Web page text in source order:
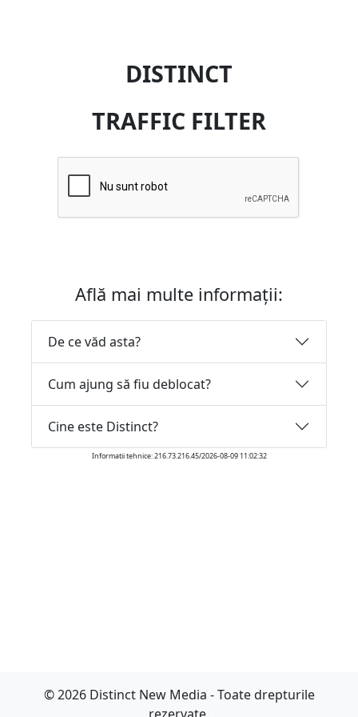
DISTINCT
TRAFFIC FILTER
Află mai multe informații:
De ce văd asta?
Cum ajung să fiu deblocat?
Cine este Distinct?
Informatii tehnice: 216.73.216.45/2026-08-09 11:02:32
© 2026 Distinct New Media - Toate drepturile